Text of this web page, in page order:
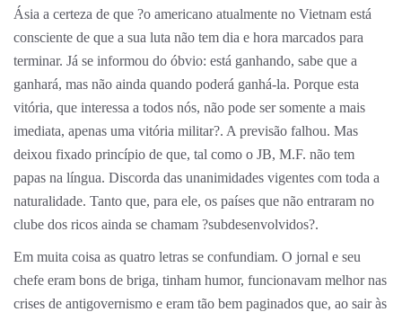
Ásia a certeza de que ?o americano atualmente no Vietnam está
consciente de que a sua luta não tem dia e hora marcados para
terminar. Já se informou do óbvio: está ganhando, sabe que a
ganhará, mas não ainda quando poderá ganhá-la. Porque esta
vitória, que interessa a todos nós, não pode ser somente a mais
imediata, apenas uma vitória militar?. A previsão falhou. Mas
deixou fixado princípio de que, tal como o JB, M.F. não tem
papas na língua. Discorda das unanimidades vigentes com toda a
naturalidade. Tanto que, para ele, os países que não entraram no
clube dos ricos ainda se chamam ?subdesenvolvidos?.
Em muita coisa as quatro letras se confundiam. O jornal e seu
chefe eram bons de briga, tinham humor, funcionavam melhor nas
crises de antigovernismo e eram tão bem paginados que, ao sair às